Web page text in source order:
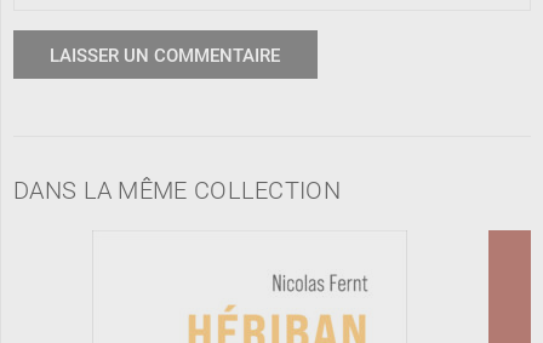
DANS LA MÊME COLLECTION